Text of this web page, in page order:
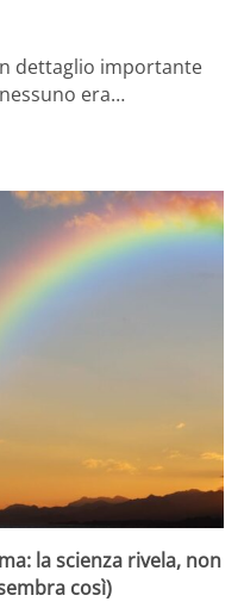
dettaglio importante
era…
la scienza rivela, non
così)